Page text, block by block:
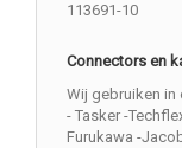
113691-10
Connectors en
Wij gebruiken in
- Tasker -
Furukawa -